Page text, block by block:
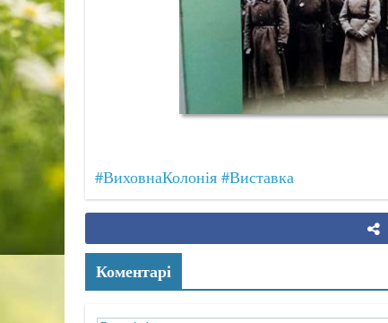
#ВиховнаКолонія #Виставка
Коментарі